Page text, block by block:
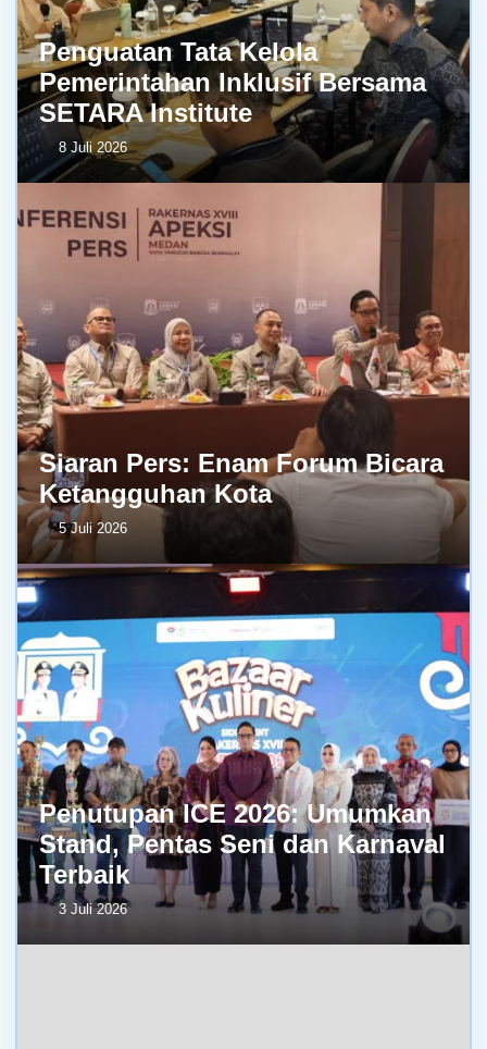
Penguatan Tata Kelola
Pemerintahan Inklusif Bersama
SETARA Institute
8 Juli 2026
Siaran Pers: Enam Forum Bicara
Ketangguhan Kota
5 Juli 2026
Penutupan ICE 2026: Umumkan
Stand, Pentas Seni dan Karnaval
Terbaik
3 Juli 2026